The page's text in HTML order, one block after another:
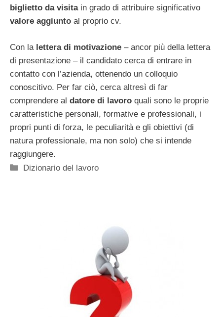
biglietto da visitain grado di attribuire significativo
valore aggiunto al proprio cv.
Con la lettera di motivazione – ancor più della lettera
di presentazione – il candidato cerca di entrare in
contatto con l’azienda, ottenendo un colloquio
conoscitivo. Per far ciò, cerca altresì di far
comprendere al datore di lavoro quali sono le proprie
caratteristiche personali, formative e professionali, i
propri punti di forza, le peculiarità e gli obiettivi (di
natura professionale, ma non solo) che si intende
raggiungere.
Categorie
Dizionario del lavoro